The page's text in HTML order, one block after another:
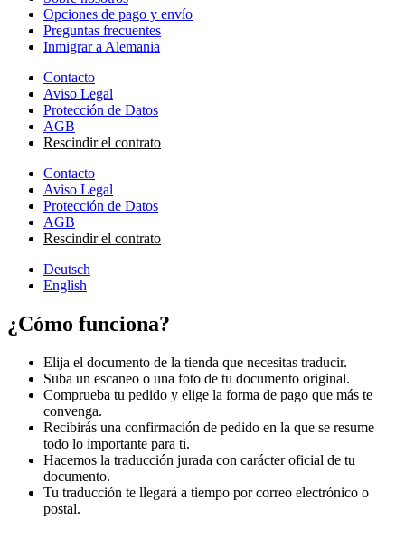
Opciones de pago y envío
Preguntas frecuentes
Inmigrar a Alemania
Contacto
Aviso Legal
Protección de Datos
AGB
Rescindir el contrato
Contacto
Aviso Legal
Protección de Datos
AGB
Rescindir el contrato
Deutsch
English
¿Cómo funciona?
Elija el documento de la tienda que necesitas traducir.
Suba un escaneo o una foto de tu documento original.
Comprueba tu pedido y elige la forma de pago que más te
convenga.
Recibirás una confirmación de pedido en la que se resume
todo lo importante para ti.
Hacemos la traducción jurada con carácter oficial de tu
documento.
Tu traducción te llegará a tiempo por correo electrónico o
postal.